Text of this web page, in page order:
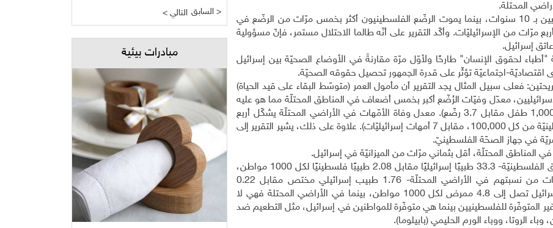
المحتلة.
وبحسب التقرير: يعيش الفلسطينيّون أقل من الإسرائيليين بـ 10 سنوات، بينما يموت الرضّع الفلسطينيون أكثر بخمس مرّات من الرضّع في
مرّات من الإسرائيليّات. وأكّد التقرير على أنّه طالما الاحتلال مستمر، فإنّ مسؤولية
إسرائيل.
لحقوق الإنسان" طارحًا ولأوّل مرّة مقارنةً في الأوضاع الصحيّة بين إسرائيل
اقتصاديّة-اجتماعيّة تؤثّر على قدرة الجمهور تحصيل حقوقه الصحيّة.
فعلى سبيل المثال يجد التقرير أن مأمول العمر (متوسّط البقاء على قيد الحياة)
مما هو عليه عند الإسرائيليين، معدّل وفيّات الرُضّع أكبر بخمس أضعاف في المناطق المحتلّة مما هو عليه
بين الإسرائيليين (وفاة 18.8 رضيعًا فلسطينيًا من كل 1,000 طفل مقابل 3.7 رضّع). معدل وفاة الأمّهات في الأراضي المحتلّة يشكّل أربع
أضعاف معدّل وفاة الأمّهات في إسرائيل (28 أمًا فلسطينيّة من كل 100,000، مقابل 7 أمهات إسرائيليّات). علاوة على ذلك، يشير التقرير إلى
في جهاز الصحّة الفلسطينيّ.
المناطق المحتلّة، أقل بثماني مرّات من الميزانيّة في إسرائيل.
نسبة الأطباء في إسرائيل أعلى من نسبتهم في المناطق الفلسطينيّة- 33.3 طبيبًا إسرائيليًا مقابل 2.08 طبيبًا فلسطينيًا لكل 1000 مواطن،
نسبة الأطباء المختصّين في إسرائيل أعلى بثماني مرّات من نسبتهم في الأراضي المحتلّة- 1.76 طبيب إسرائيلي مختص مقابل 0.22
فلسطيني لكل 1000 مواطن؛ نسبة الممرضين في إسرائيل تصل إلى 4.8 ممرض لكل 1000 مواطن، بينما في الأراضي المحتلة فهي لا
غير المتوفّرة للفلسطينيين بينما هي متوفّرة للمواطنين في إسرائيل، مثل التطعيم ضد
وباء الروتا، ووباء الورم الحليمي (بابيلوما).
< التالي السابق >
مبادرات بيئية